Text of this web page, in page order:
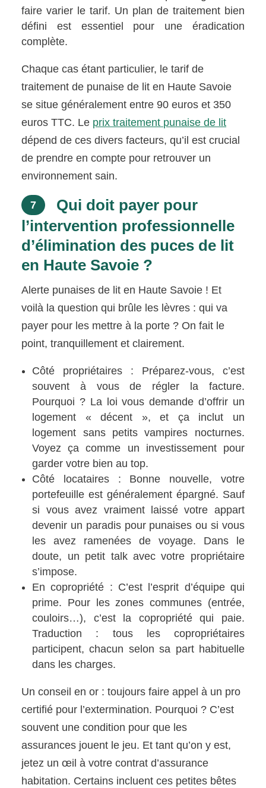
faire varier le tarif. Un plan de traitement bien
défini est essentiel pour une éradication
complète.
Chaque cas étant particulier, le tarif de
traitement de punaise de lit en Haute Savoie
se situe généralement entre 90 euros et 350
euros TTC. Le prix traitement punaise de lit
dépend de ces divers facteurs, qu’il est crucial
de prendre en compte pour retrouver un
environnement sain.
7
Qui doit payer pour
l’intervention professionnelle
d’élimination des puces de lit
en Haute Savoie ?
Alerte punaises de lit en Haute Savoie ! Et
voilà la question qui brûle les lèvres : qui va
payer pour les mettre à la porte ? On fait le
point, tranquillement et clairement.
Côté propriétaires : Préparez-vous, c’est
souvent à vous de régler la facture.
Pourquoi ? La loi vous demande d’offrir un
logement « décent », et ça inclut un
logement sans petits vampires nocturnes.
Voyez ça comme un investissement pour
garder votre bien au top.
Côté locataires : Bonne nouvelle, votre
portefeuille est généralement épargné. Sauf
si vous avez vraiment laissé votre appart
devenir un paradis pour punaises ou si vous
les avez ramenées de voyage. Dans le
doute, un petit talk avec votre propriétaire
s’impose.
En copropriété : C’est l’esprit d’équipe qui
prime. Pour les zones communes (entrée,
couloirs…), c’est la copropriété qui paie.
Traduction : tous les copropriétaires
participent, chacun selon sa part habituelle
dans les charges.
Un conseil en or : toujours faire appel à un pro
certifié pour l’extermination. Pourquoi ? C’est
souvent une condition pour que les
assurances jouent le jeu. Et tant qu’on y est,
jetez un œil à votre contrat d’assurance
habitation. Certains incluent ces petites bêtes